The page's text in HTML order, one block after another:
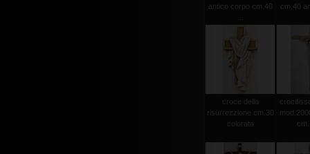
antico corpo cm.40
cm.40
croce della
risurrezzione cm.30
colorata